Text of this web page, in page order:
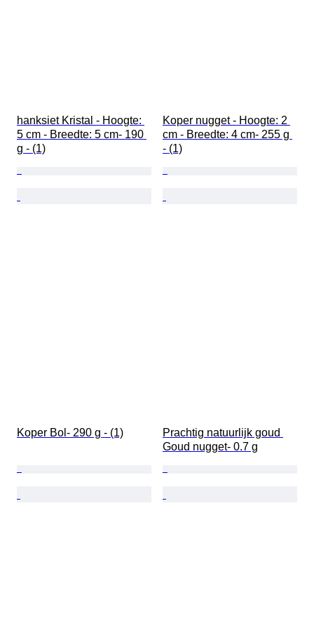
hanksiet Kristal - Hoogte:
5 cm - Breedte: 5 cm- 190
g - (1)
Koper nugget - Hoogte: 2
cm - Breedte: 4 cm- 255 g
- (1)
Koper Bol- 290 g - (1)
Prachtig natuurlijk goud
Goud nugget- 0.7 g